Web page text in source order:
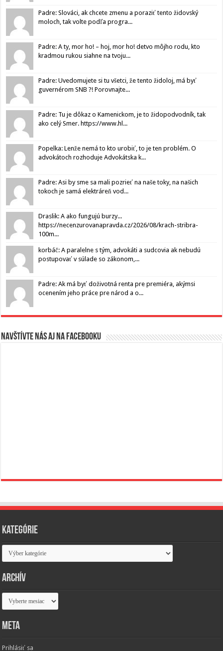
Padre: Slováci, ak chcete zmenu a poraziť tento židovský
moloch, tak volte podľa progra...
Padre: A ty, mor ho! – hoj, mor ho! detvo môjho rodu, kto
kradmou rukou siahne na tvoju...
Padre: Uvedomujete si tu všetci, že tento židoloj, má byť
guvernérom SNB ?! Porovnajte...
Padre: Tu je dôkaz o Kamenickom, je to židopodvodník, tak
ako celý Smer. https://www.hl...
Popelka: Lenže nemá to kto urobiť, to je ten problém. O
advokátoch rozhoduje Advokátska k...
Padre: Asi by sme sa mali pozrieť na naše toky, na našich
tokoch je samá elektráreň vod...
Draslik: A ako fungujú burzy...
https://necenzurovanapravda.cz/2026/08/krach-stribra-
100m...
korbáč: A paralelne s tým, advokáti a sudcovia ak nebudú
postupovať v súlade so zákonom,...
Padre: Ak má byť doživotná renta pre premiéra, akýmsi
ocenením jeho práce pre národ a o...
Navštívte nás aj na Facebooku
Kategórie
Kategórie
Archív
Archív
Meta
Prihlásiť sa